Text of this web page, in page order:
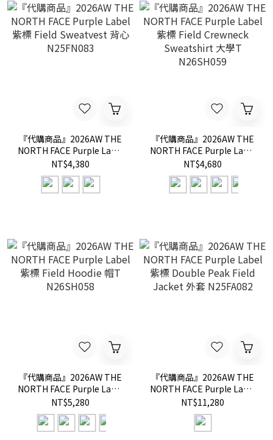
『代購商品』2026AW THE
NORTH FACE Purple Label
紫標 Field Sweatvest 背心
N25FN083
NT$4,380
『代購商品』2026AW THE
NORTH FACE Purple Label
紫標 Field Crewneck
Sweatshirt 大學T
N26SH059
NT$4,680
『代購商品』2026AW THE
NORTH FACE Purple Label
紫標 Field Hoodie 帽T
N26SH058
NT$5,280
『代購商品』2026AW THE
NORTH FACE Purple Label
紫標 Double Peak Field
Jacket 外套 N25FA082
NT$11,280